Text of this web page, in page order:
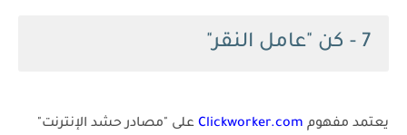
7 - كن "عامل النقر"
يعتمد مفهوم Clickworker.com على "مصادر حشد الإنترنت"